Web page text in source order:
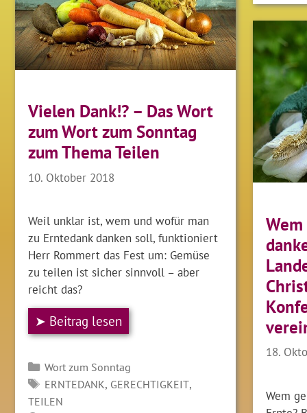
Vielen Dank!? – Das Wort
zum Wort zum Sonntag
zum Thema Teilen
10. Oktober 2018
Weil unklar ist, wem und wofür man
zu Erntedank danken soll, funktioniert
Herr Rommert das Fest um: Gemüse
zu teilen ist sicher sinnvoll – aber
reicht das?
➤ Beitrag lesen
Kategorien
Wort zum Sonntag
SCHLAGWÖRTER
ERNTEDANK, GERECHTIGKEIT,
TEILEN
18.
Wem